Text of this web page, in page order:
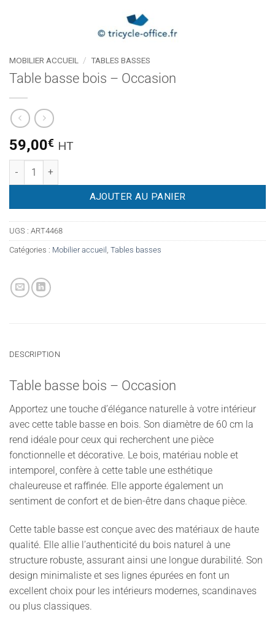
MOBILIER ACCUEIL / TABLES BASSES
Table basse bois – Occasion
59,00€ HT
quantité de Table basse bois - Occasion
AJOUTER AU PANIER
UGS : ART4468
Catégories : Mobilier accueil , Tables basses
DESCRIPTION
Table basse bois – Occasion
Apportez une touche d’élégance naturelle à votre intérieur
avec cette table basse en bois. Son diamètre de 60 cm la
rend idéale pour ceux qui recherchent une pièce
fonctionnelle et décorative. Le bois, matériau noble et
intemporel, confère à cette table une esthétique
chaleureuse et raffinée. Elle apporte également un
sentiment de confort et de bien-être dans chaque pièce.
Cette table basse est conçue avec des matériaux de haute
qualité. Elle allie l’authenticité du bois naturel à une
structure robuste, assurant ainsi une longue durabilité. Son
design minimaliste et ses lignes épurées en font un
excellent choix pour les intérieurs modernes, scandinaves
ou plus classiques.